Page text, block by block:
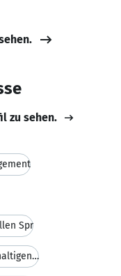
zu sehen.
Spr
Mediation mit NLP: Ihr Wegweiser zu nachhaltigen E